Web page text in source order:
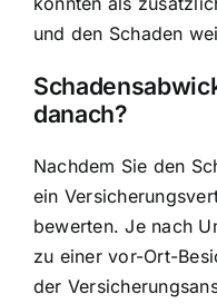
und den Schaden
danach?
Nachdem Sie den
ein
bewerten. Je nach
zu einer vor-Ort-
der